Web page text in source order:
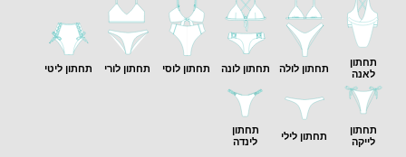
תחתון
לאנה
תחתון לולה תחתון לונה תחתון לוסי תחתון לורי תחתון ליטי
תחתון
לייקה
תחתון לילי
תחתון
לינדה